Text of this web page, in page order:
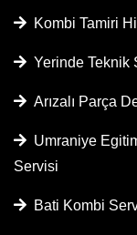
Kombi Tamiri
Yerinde Teknik
Arızalı Parça
Umraniye
Servisi
Bati Kombi